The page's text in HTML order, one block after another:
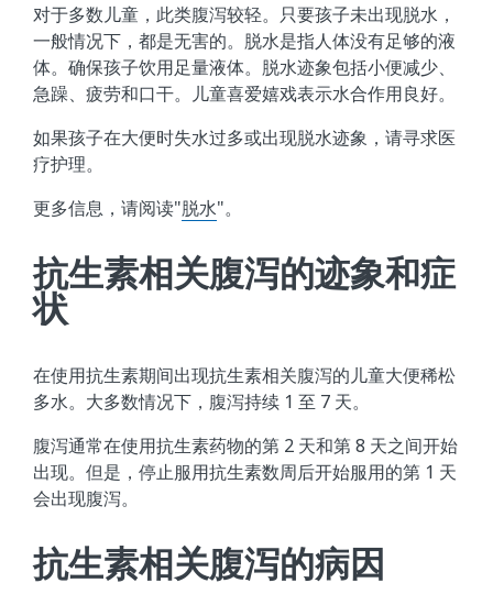
对于多数儿童，此类腹泻较轻。只要孩子未出现脱水，
一般情况下，都是无害的。脱水是指人体没有足够的液
体。确保孩子饮用足量液体。脱水迹象包括小便减少、
急躁、疲劳和口干。儿童喜爱嬉戏表示水合作用良好。
如果孩子在大便时失水过多或出现脱水迹象，请寻求医
疗护理。
更多信息，请阅读"脱水"。
抗生素相关腹泻的迹象和症
状
在使用抗生素期间出现抗生素相关腹泻的儿童大便稀松
多水。大多数情况下，腹泻持续 1 至 7 天。
腹泻通常在使用抗生素药物的第 2 天和第 8 天之间开始
出现。但是，停止服用抗生素数周后开始服用的第 1 天
会出现腹泻。
抗生素相关腹泻的病因